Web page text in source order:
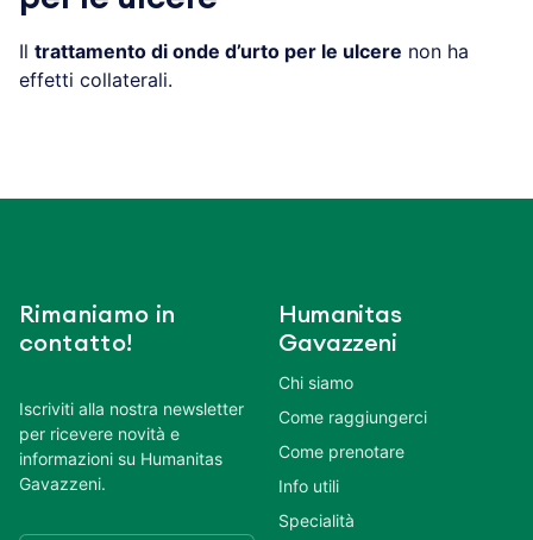
Il trattamento di onde d’urto per le ulcere non ha
effetti collaterali.
Rimaniamo in
contatto!
Iscriviti alla nostra newsletter
per ricevere novità e
informazioni su Humanitas
Gavazzeni.
Humanitas
Gavazzeni
Chi siamo
Come raggiungerci
Come prenotare
Info utili
Specialità